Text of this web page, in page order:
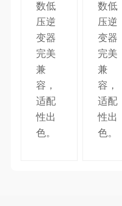
数低
压逆
变器
完美
兼
容，
适配
性出
色。
数低
压逆
变器
完美
兼
容，
适配
性出
色。